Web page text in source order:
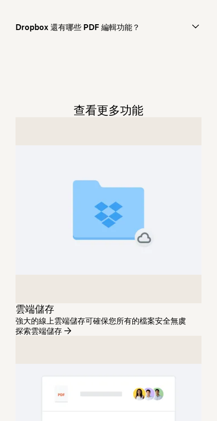
Dropbox 還有哪些 PDF 編輯功能？
查看更多功能
雲端儲存
強大的線上雲端儲存可確保您所有的檔案安全無虞
探索雲端儲存